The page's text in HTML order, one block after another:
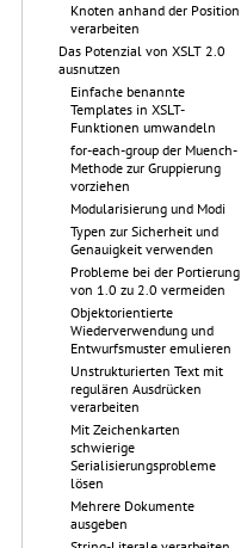
Knoten anhand der Position
verarbeiten
Das Potenzial von XSLT 2.0
ausnutzen
Einfache benannte
Templates in XSLT-
Funktionen umwandeln
for-each-group der Muench-
Methode zur Gruppierung
vorziehen
Modularisierung und Modi
Typen zur Sicherheit und
Genauigkeit verwenden
Probleme bei der Portierung
von 1.0 zu 2.0 vermeiden
Objektorientierte
Wiederverwendung und
Entwurfsmuster emulieren
Unstrukturierten Text mit
regulären Ausdrücken
verarbeiten
Mit Zeichenkarten
schwierige
Serialisierungsprobleme
lösen
Mehrere Dokumente
ausgeben